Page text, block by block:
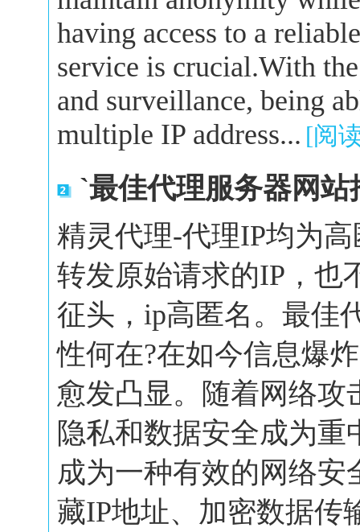
having access to a
service is crucial.With
and surveillance, being
multiple IP address... [阅
`最佳代理服务器网
精灵代理-代理IP均为
转发原始请求的IP，也
征头，ip高匿名。最佳
性何在?在如今信息爆
愈发凸显。随着网络攻
隐私和数据安全成为
成为一种有效的网络
藏IP地址、加密数据传